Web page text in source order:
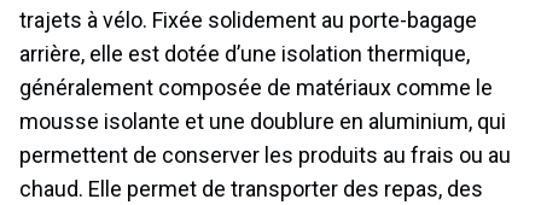
trajets à vélo. Fixée solidement au porte-bagage
arrière, elle est dotée d’une isolation thermique,
généralement composée de matériaux comme le
mousse isolante et une doublure en aluminium, qui
permettent de conserver les produits au frais ou au
chaud. Elle permet de transporter des repas, des